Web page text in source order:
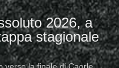
2026, a
stagionale